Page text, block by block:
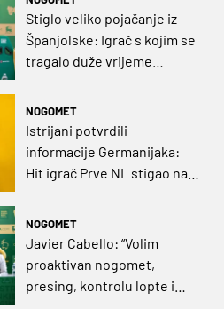
Stiglo veliko pojačanje iz
Španjolske: Igrač s kojim se
tragalo duže vrijeme
NOGOMET
Istrijani potvrdili
informacije Germanijaka:
Hit igrač Prve NL stigao na
NOGOMET
Javier Cabello: “Volim
proaktivan nogomet,
presing, kontrolu lopte i